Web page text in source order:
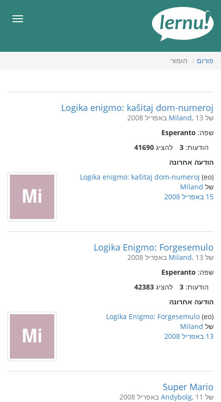
העניינים
פורום הומור
Logika enigmo: kaŝitaj dom-numeroj
של Miland, 13 באפריל 2008
שפה: Esperanto
הודעות: 3 להציג 41690
הודעה אחרונה
(eo)
Logika enigmo: kaŝitaj dom-numeroj
של Miland
15 באפריל 2008
Logika Enigmo: Forgesemulo
של Miland, 13 באפריל 2008
שפה: Esperanto
הודעות: 3 להציג 42383
הודעה אחרונה
(eo)
Logika Enigmo: Forgesemulo
של Miland
13 באפריל 2008
Super Mario
של Andybolg, 11 באפריל 2008